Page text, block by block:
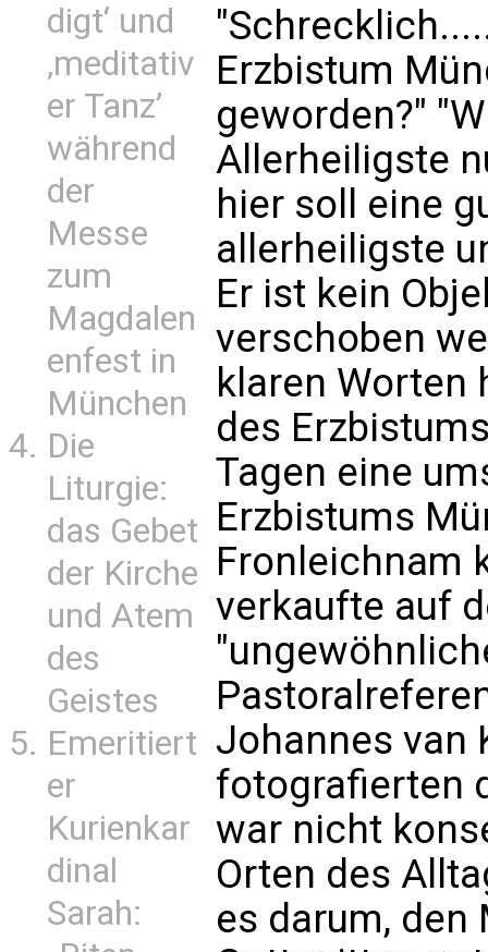
digt‘ und
‚meditativ
er Tanz’
während
der
Messe
zum
Magdalen
enfest in
München
Die
Liturgie:
das Gebet
der Kirche
und Atem
des
Geistes
Emeritiert
er
Kurienkar
dinal
Sarah:
Erzbistum
geworden?"
Allerheiligste
hier soll eine
allerheiligste
Er ist kein
verschoben
klaren Worten
des
Tagen eine
Erzbistums
Fronleichnam
verkaufte auf
Johannes van
fotografierten
war nicht
Orten des
es darum, den